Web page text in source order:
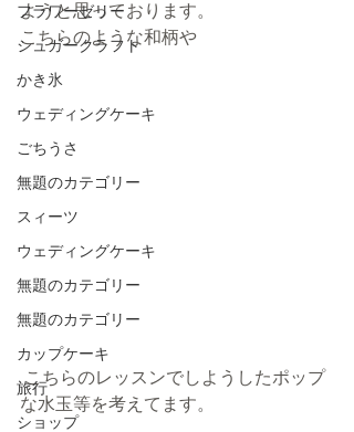
フラワーゼリー
シュガークラフト
かき氷
ウェディングケーキ
ごちうさ
無題のカテゴリー
スィーツ
ウェディングケーキ
無題のカテゴリー
無題のカテゴリー
カップケーキ
旅行
ショップ
ようと思っております。
こちらのような和柄や
こちらのレッスンでしようしたポップ
な水玉等を考えてます。